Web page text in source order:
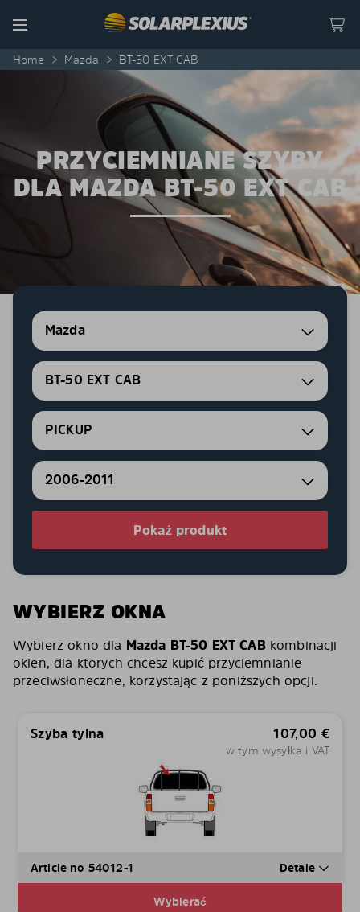
Menu
Home > Mazda > BT-50 EXT CAB
PRZYCIEMNIANE SZYBY
DLA MAZDA BT-50 EXT CAB
Mazda
BT-50 EXT CAB
PICKUP
2006-2011
Pokaż produkt
WYBIERZ OKNA
Wybierz okno dla Mazda BT-50 EXT CABkombinacji
okien, dla których chcesz kupić przyciemnianie
przeciwsłoneczne, korzystając z poniższych opcji.
Szyba tylna 107,00 €
w tym wysyłka i VAT
Article no 54012-1 Detale
Wybierać